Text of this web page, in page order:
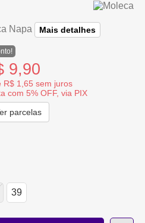
Napa Mais detalhes
9,90
R$ 1,65 sem juros
com 5% OFF, via PIX
parcelas
39